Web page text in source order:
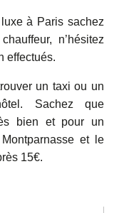
à Paris sachez
n’hésitez
effectués.
un taxi ou un
Sachez que
bien et pour un
et le
15€.